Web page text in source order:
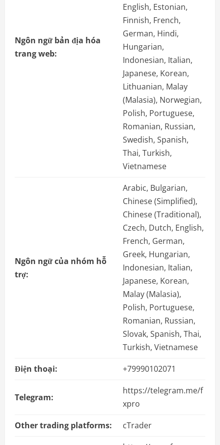
Ngôn ngữ bản địa hóa
trang web:
English, Estonian,
Finnish, French,
German, Hindi,
Hungarian,
Indonesian, Italian,
Japanese, Korean,
Lithuanian, Malay
(Malasia), Norwegian,
Polish, Portuguese,
Romanian, Russian,
Swedish, Spanish,
Thai, Turkish,
Vietnamese
Ngôn ngữ của nhóm hỗ
trợ:
Arabic, Bulgarian,
Chinese (Simplified),
Chinese (Traditional),
Czech, Dutch, English,
French, German,
Greek, Hungarian,
Indonesian, Italian,
Japanese, Korean,
Malay (Malasia),
Polish, Portuguese,
Romanian, Russian,
Slovak, Spanish, Thai,
Turkish, Vietnamese
Điện thoại:
+79990102071
Telegram:
https://telegram.me/f
xpro
Other trading platforms:
cTrader